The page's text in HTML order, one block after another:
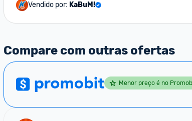
Vendido por: KaBuM!
Compare com outras ofertas
Menor preço é no